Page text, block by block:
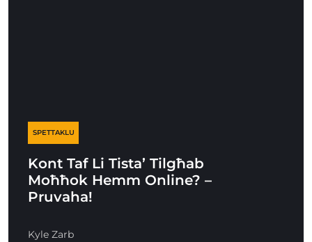
SPETTAKLU
Kont Taf Li Tista’ Tilgħab
Moħħok Hemm Online? –
Pruvaha!
Kyle Zarb